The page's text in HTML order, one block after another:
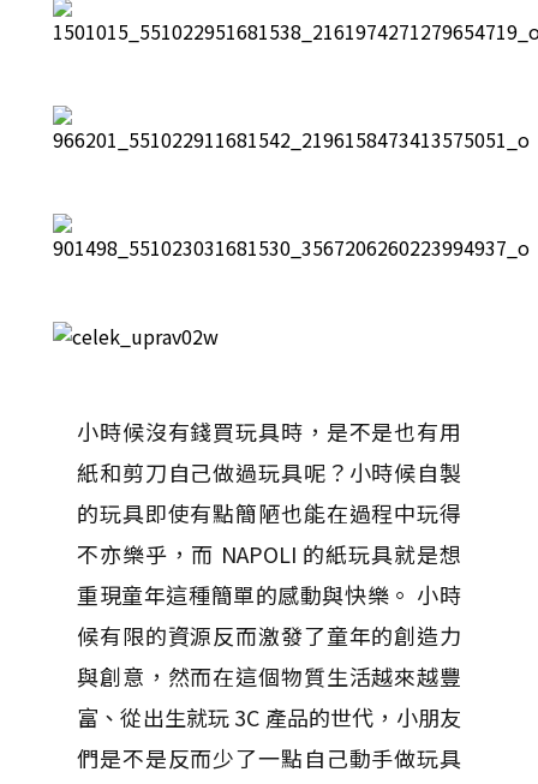
小時候沒有錢買玩具時，是不是也有用
紙和剪刀自己做過玩具呢？小時候自製
的玩具即使有點簡陋也能在過程中玩得
不亦樂乎，而 NAPOLI 的紙玩具就是想
重現童年這種簡單的感動與快樂。 小時
候有限的資源反而激發了童年的創造力
與創意，然而在這個物質生活越來越豐
富、從出生就玩 3C 產品的世代，小朋友
們是不是反而少了一點自己動手做玩具